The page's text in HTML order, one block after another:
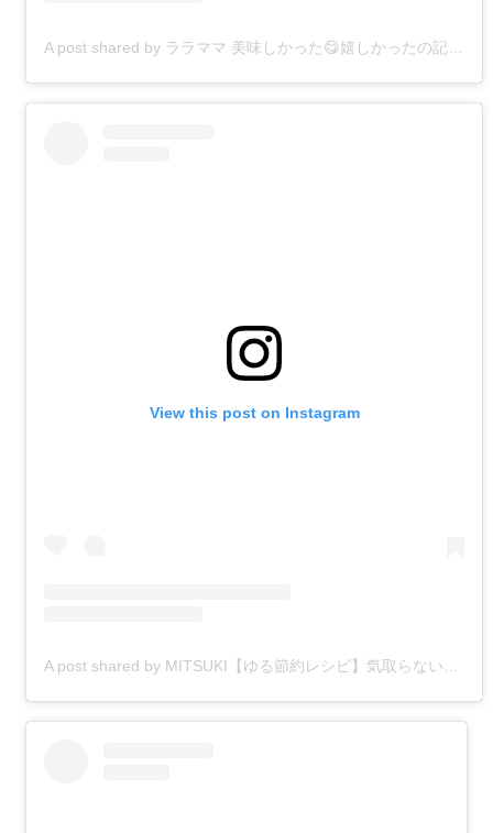
A post shared by ララママ 美味しかった😋嬉しかったの記録🥰 (@raramama0326)
View this post on Instagram